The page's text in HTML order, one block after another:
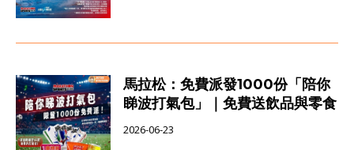
馬拉松：免費派發1000份「陪你
睇波打氣包」｜免費送飲品與零食
2026-06-23